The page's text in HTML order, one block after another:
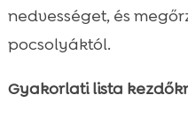
nedvességet, és
pocsolyáktól.
Gyakorlati lista